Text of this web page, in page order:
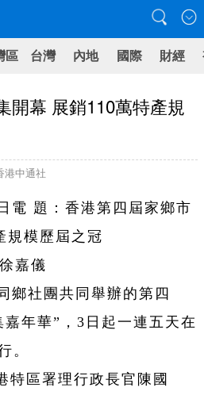
區 台灣 內地 國際 財經
開幕 展銷110萬特產規
港中通社
電 題：香港第四屆家鄉市
規模歷屆之冠
嘉儀
鄉社團共同舉辦的第四
年華”，3日起一連五天在
。
特區署理行政長官陳國